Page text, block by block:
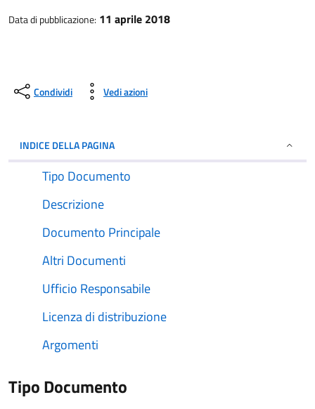
Data di pubblicazione: 11 aprile 2018
Condividi Vedi azioni
INDICE DELLA PAGINA
Tipo Documento
Descrizione
Documento Principale
Altri Documenti
Ufficio Responsabile
Licenza di distribuzione
Argomenti
Tipo Documento